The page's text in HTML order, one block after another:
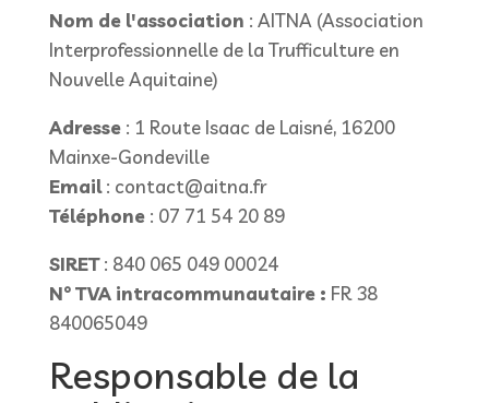
Nom de l'association : AITNA (Association
Interprofessionnelle de la Trufficulture en
Nouvelle Aquitaine)
Adresse: 1 Route Isaac de Laisné, 16200
Mainxe-Gondeville
Email: contact@aitna.fr
Téléphone: 07 71 54 20 89
SIRET: 840 065 049 00024
N° TVA intracommunautaire : FR 38
840065049
Responsable de la